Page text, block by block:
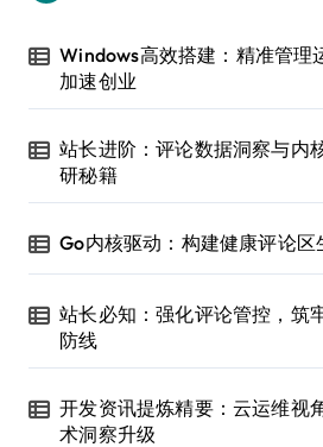
Windows高效搭建：精准管理
加速创业
站长进阶：评论数据洞察与内
研秘籍
Go内核驱动：构建健康评论区
站长必知：强化评论管控，筑
防线
开发资讯提炼精要：云运维视
术洞察升级